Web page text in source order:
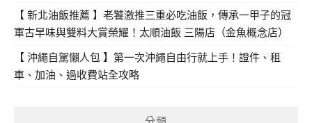
【 新北油飯推薦 】老饕激推三重必吃油飯，傳承一甲子的冠
軍古早味與雙料大賞榮耀！太順油飯 三陽店（金魚概念店）
【 沖繩自駕懶人包 】第一次沖繩自由行就上手！證件、租
車、加油、過收費站全攻略